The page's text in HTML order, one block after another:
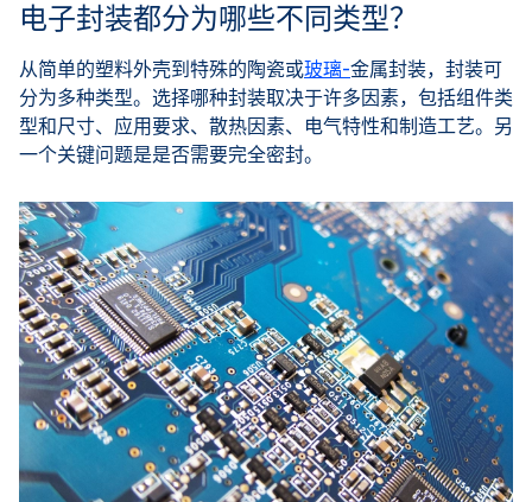
电子封装都分为哪些不同类型？
从简单的塑料外壳到特殊的陶瓷或玻璃-金属封装，封装可
分为多种类型。选择哪种封装取决于许多因素，包括组件类
型和尺寸、应用要求、散热因素、电气特性和制造工艺。另
一个关键问题是是否需要完全密封。